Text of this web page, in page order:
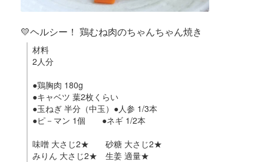
💛ヘルシー！ 鶏むね肉のちゃんちゃん焼き
材料
2人分
●鶏胸肉 180g
●キャベツ 葉2枚くらい
●玉ねぎ 半分（中玉）●人参 1/3本
●ピ－マン 1個 ●ネギ 1/2本
味噌 大さじ2★ 砂糖 大さじ2★
みりん 大さじ2★ 生姜 適量★